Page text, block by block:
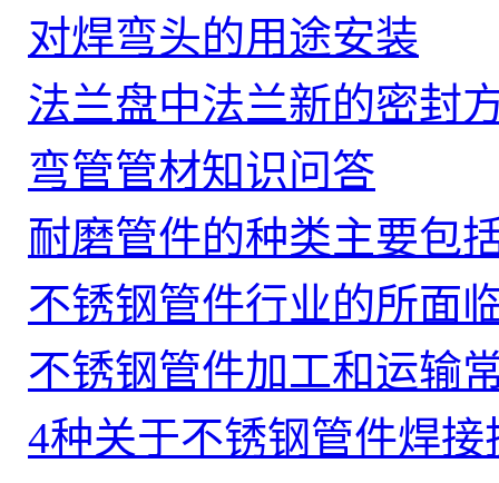
对焊弯头的用途安装
法兰盘中法兰新的密封
弯管管材知识问答
耐磨管件的种类主要包
不锈钢管件行业的所面
不锈钢管件加工和运输
4种关于不锈钢管件焊接